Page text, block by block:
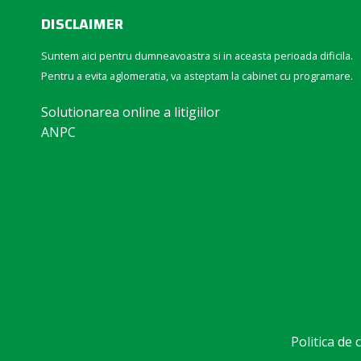
DISCLAIMER
Suntem aici pentru dumneavoastra si in aceasta perioada dificila.
Pentru a evita aglomeratia, va asteptam la cabinet cu programare.
Solutionarea online a litigiilor
ANPC
Politica de